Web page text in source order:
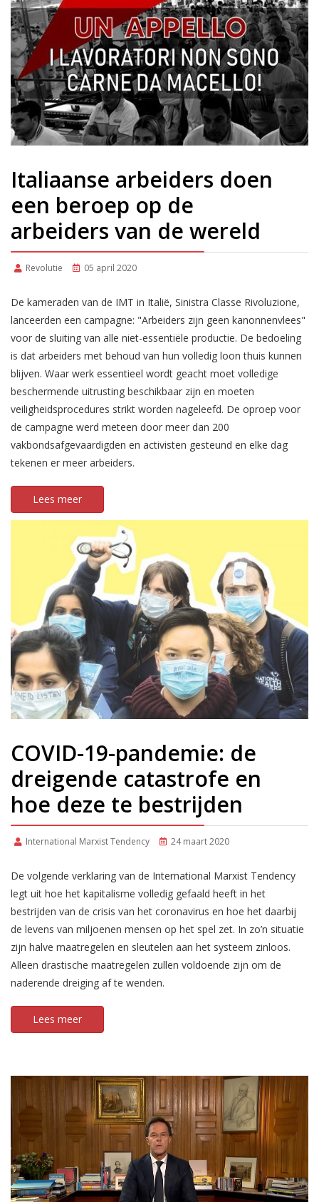
Italiaanse arbeiders doen
een beroep op de
arbeiders van de wereld
Revolutie 05 april 2020
De kameraden van de IMT in Italië, Sinistra Classe Rivoluzione,
lanceerden een campagne: "Arbeiders zijn geen kanonnenvlees"
voor de sluiting van alle niet-essentiële productie. De bedoeling
is dat arbeiders met behoud van hun volledig loon thuis kunnen
blijven. Waar werk essentieel wordt geacht moet volledige
beschermende uitrusting beschikbaar zijn en moeten
veiligheidsprocedures strikt worden nageleefd. De oproep voor
de campagne werd meteen door meer dan 200
vakbondsafgevaardigden en activisten gesteund en elke dag
tekenen er meer arbeiders.
Lees meer
COVID-19-pandemie: de
dreigende catastrofe en
hoe deze te bestrijden
International Marxist Tendency 24 maart 2020
De volgende verklaring van de International Marxist Tendency
legt uit hoe het kapitalisme volledig gefaald heeft in het
bestrijden van de crisis van het coronavirus en hoe het daarbij
de levens van miljoenen mensen op het spel zet. In zo’n situatie
zijn halve maatregelen en sleutelen aan het systeem zinloos.
Alleen drastische maatregelen zullen voldoende zijn om de
naderende dreiging af te wenden.
Lees meer